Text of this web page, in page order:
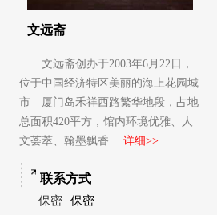
文远斋
文远斋创办于2003年6月22日，
位于中国经济特区美丽的海上花园城
市—厦门岛禾祥西路繁华地段，占地
总面积420平方，馆内环境优雅、人
文荟萃、翰墨飘香… 详细>>
联系方式
保密 保密